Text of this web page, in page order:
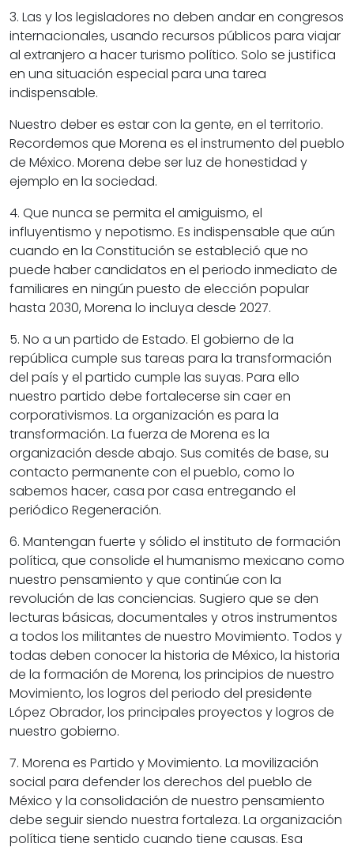
3. Las y los legisladores no deben andar en congresos
internacionales, usando recursos públicos para viajar
al extranjero a hacer turismo político. Solo se justifica
en una situación especial para una tarea
indispensable.
Nuestro deber es estar con la gente, en el territorio.
Recordemos que Morena es el instrumento del pueblo
de México. Morena debe ser luz de honestidad y
ejemplo en la sociedad.
4. Que nunca se permita el amiguismo, el
influyentismo y nepotismo. Es indispensable que aún
cuando en la Constitución se estableció que no
puede haber candidatos en el periodo inmediato de
familiares en ningún puesto de elección popular
hasta 2030, Morena lo incluya desde 2027.
5. No a un partido de Estado. El gobierno de la
república cumple sus tareas para la transformación
del país y el partido cumple las suyas. Para ello
nuestro partido debe fortalecerse sin caer en
corporativismos. La organización es para la
transformación. La fuerza de Morena es la
organización desde abajo. Sus comités de base, su
contacto permanente con el pueblo, como lo
sabemos hacer, casa por casa entregando el
periódico Regeneración.
6. Mantengan fuerte y sólido el instituto de formación
política, que consolide el humanismo mexicano como
nuestro pensamiento y que continúe con la
revolución de las conciencias. Sugiero que se den
lecturas básicas, documentales y otros instrumentos
a todos los militantes de nuestro Movimiento. Todos y
todas deben conocer la historia de México, la historia
de la formación de Morena, los principios de nuestro
Movimiento, los logros del periodo del presidente
López Obrador, los principales proyectos y logros de
nuestro gobierno.
7. Morena es Partido y Movimiento. La movilización
social para defender los derechos del pueblo de
México y la consolidación de nuestro pensamiento
debe seguir siendo nuestra fortaleza. La organización
política tiene sentido cuando tiene causas. Esa